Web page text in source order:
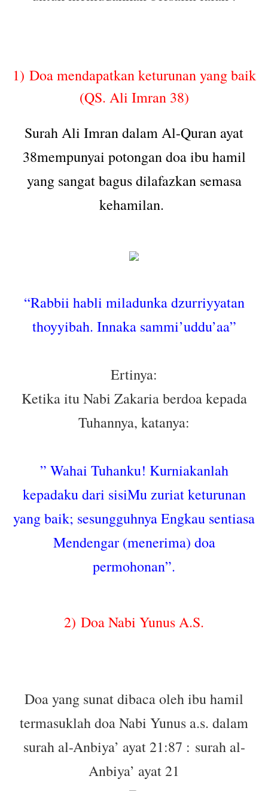
1) Doa mendapatkan keturunan yang baik
(QS. Ali Imran 38)
Surah Ali Imran dalam Al-Quran ayat
38mempunyai potongan doa ibu hamil
yang sangat bagus dilafazkan semasa
kehamilan.
“Rabbii habli miladunka dzurriyyatan
thoyyibah. Innaka sammi’uddu’aa”
Ertinya:
Ketika itu Nabi Zakaria berdoa kepada
Tuhannya, katanya:
” Wahai Tuhanku! Kurniakanlah
kepadaku dari sisiMu zuriat keturunan
yang baik; sesungguhnya Engkau sentiasa
Mendengar (menerima) doa
permohonan”.
2) Doa Nabi Yunus A.S.
Doa yang sunat dibaca oleh ibu hamil
termasuklah doa Nabi Yunus a.s. dalam
surah al-Anbiya’ ayat 21:87 : surah al-
Anbiya’ ayat 21